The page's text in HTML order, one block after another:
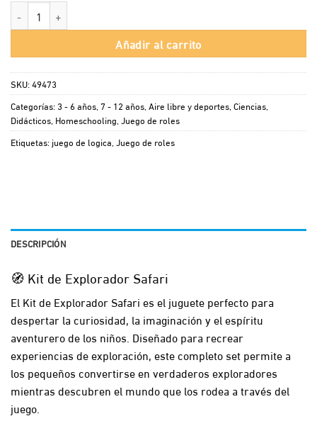
Añadir al carrito
SKU:49473
Categorías: 3 - 6 años 7 - 12 años Aire libre y deportes Ciencias
Didácticos Homeschooling Juego de roles
Etiquetas: juego de logica Juego de roles
DESCRIPCIÓN
🧭 Kit de Explorador Safari
El Kit de Explorador Safari es el juguete perfecto para
despertar la curiosidad, la imaginación y el espíritu
aventurero de los niños. Diseñado para recrear
experiencias de exploración, este completo set permite a
los pequeños convertirse en verdaderos exploradores
mientras descubren el mundo que los rodea a través del
juego.